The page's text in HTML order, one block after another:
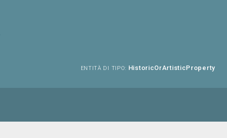
ENTITÀ DI TIPO: HistoricOrArtisticProperty